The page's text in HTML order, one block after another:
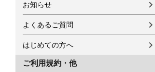
お知らせ
よくあるご質問
はじめての方へ
ご利用規約・他